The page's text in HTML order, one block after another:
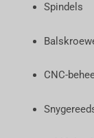
Spindels
CNC-